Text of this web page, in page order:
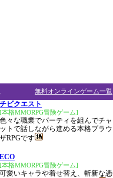
無料オンラインゲーム一覧
チビクエスト
[本格MMORPG冒険ゲーム]
色々な職業でパーティを組んでチャ
ットで話しながら進める本格ブラウ
ザRPGです
ECO
[本格MMORPG冒険ゲーム]
可愛いキャラや着せ替え、斬新な憑